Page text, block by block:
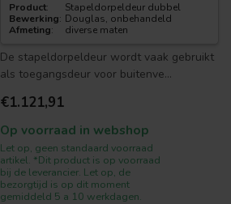
Product:
Stapeldorpeldeur dubbel
Bewerking: Douglas, onbehandeld
Afmeting: diverse maten
De stapeldorpeldeur wordt vaak gebruikt
als toegangsdeur voor buitenve...
€1.121,91
Op voorraad in webshop
Let op, geen standaard voorraad
artikel. *Dit product is op voorraad
bij de leverancier. Let op, de
bezorgtijd is op dit moment
gemiddeld 5 a 10 werkdagen.